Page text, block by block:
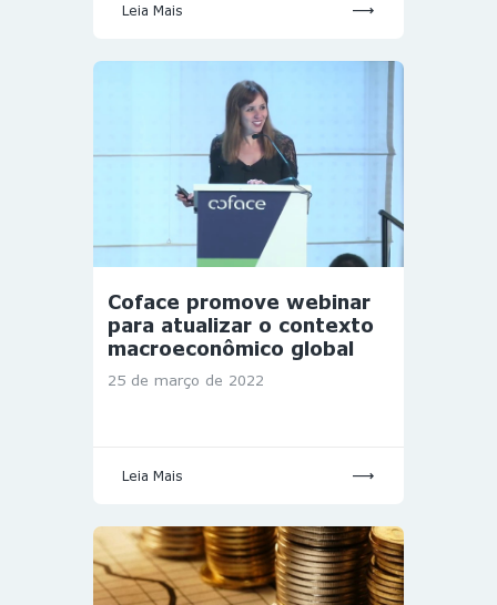
Leia Mais
Coface promove webinar
para atualizar o contexto
macroeconômico global
25 de março de 2022
Leia Mais